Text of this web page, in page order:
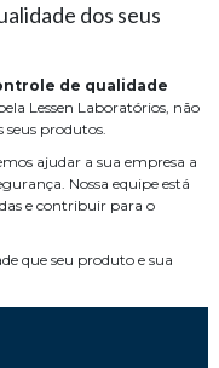
dos seus
de qualidade
Lessen Laboratórios, não
seus produtos.
ajudar a sua empresa a
Nossa equipe está
e contribuir para o
que seu produto e sua